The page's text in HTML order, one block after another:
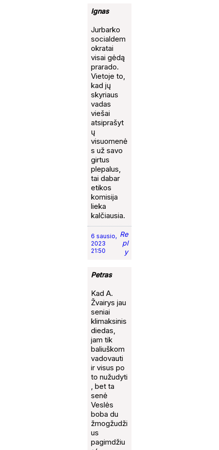
Ignas
Jurbarko
socialdem
okratai
visai gėdą
prarado.
Vietoje to,
kad jų
skyriaus
vadas
viešai
atsiprašyt
ų
visuomenė
s už savo
girtus
plepalus,
tai dabar
etikos
komisija
lieka
kalčiausia.
6 sausio,
2023
21:50
Re
pl
y
Petras
Kad A.
Žvairys jau
seniai
klimaksinis
diedas,
jam tik
baliuškom
vadovauti
ir visus po
to nužudyti
, bet ta
senė
Veslės
boba du
žmogžudži
us
pagimdžiu